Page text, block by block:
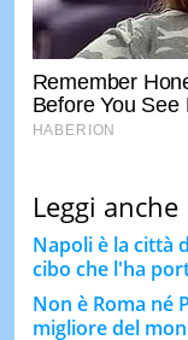
Leggi anche
Napoli è la città
cibo che l'ha
Non è Roma né
migliore del